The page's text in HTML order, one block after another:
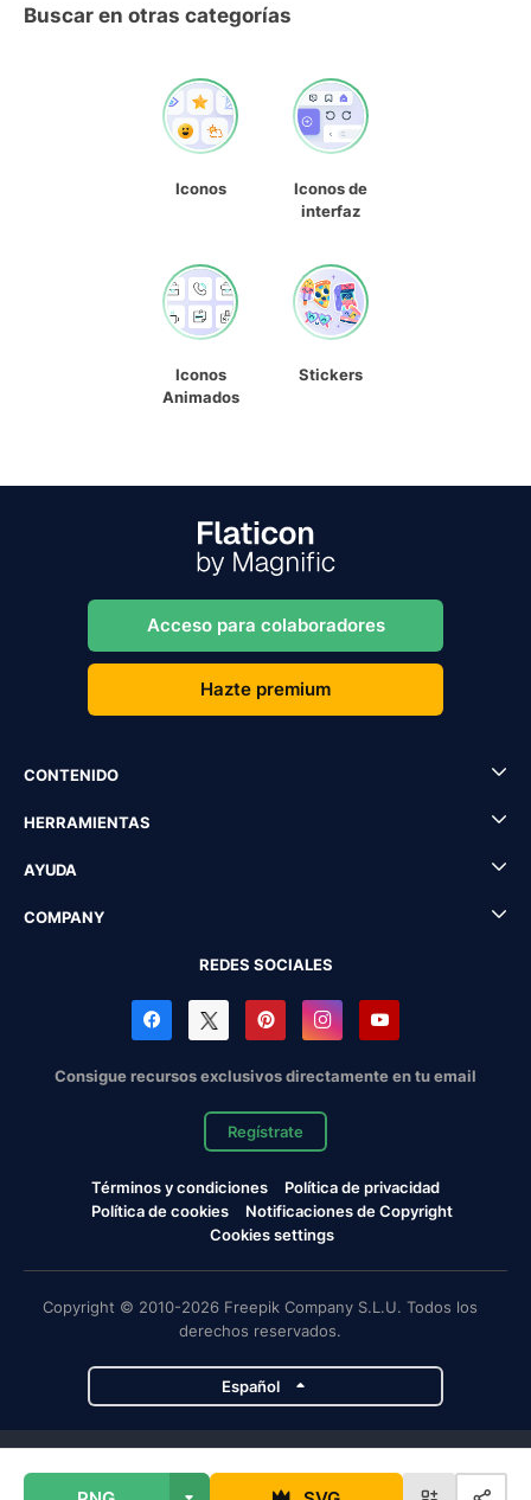
Buscar en otras categorías
Iconos
Iconos de
interfaz
Iconos
Animados
Stickers
Acceso para colaboradores
Hazte premium
CONTENIDO
HERRAMIENTAS
AYUDA
COMPANY
REDES SOCIALES
Consigue recursos exclusivos directamente en tu email
Regístrate
Términos y condiciones
Política de privacidad
Política de cookies
Notificaciones de Copyright
Cookies settings
Copyright © 2010-2026 Freepik Company S.L.U. Todos los
derechos reservados.
Español